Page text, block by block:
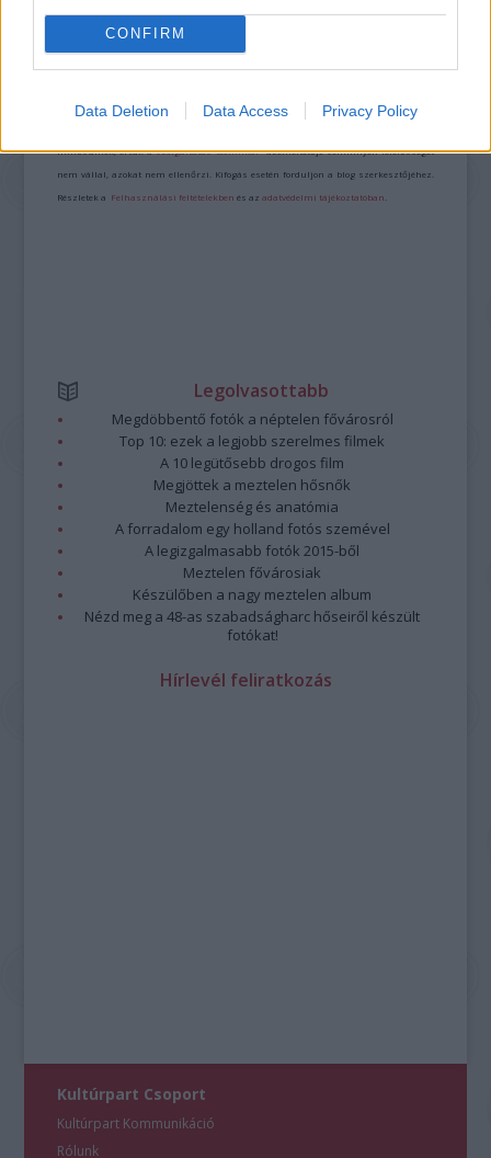
CONFIRM
Data Deletion Data Access Privacy Policy
A bejegyzés trackback címe:
Kommentek:
minősülnek, értük aszolgáltatás technikaiüzemeltetője semmilyen felelősséget
nem vállal, azokat nem ellenőrzi. Kifogás esetén forduljon a blog szerkesztőjéhez.
Részletek a Felhasználási feltételekben és azadatvédelmi tájékoztatóban
Legolvasottabb
Megdöbbentő fotók a néptelen fővárosról
Top 10: ezek a legjobb szerelmes filmek
A 10 legütősebb drogos film
Megjöttek a meztelen hősnők
Meztelenség és anatómia
A forradalom egy holland fotós szemével
A legizgalmasabb fotók 2015-ből
Meztelen fővárosiak
Készülőben a nagy meztelen album
Nézd meg a 48-as szabadságharc hőseiről készült
fotókat!
Hírlevél feliratkozás
Kultúrpart Csoport
Kultúrpart Kommunikáció
Rólunk